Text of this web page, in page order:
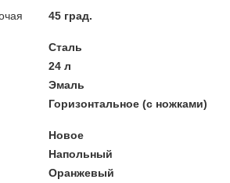
45 град.
Сталь
24 л
Эмаль
Горизонтальное (с ножками)
Новое
Напольный
Оранжевый